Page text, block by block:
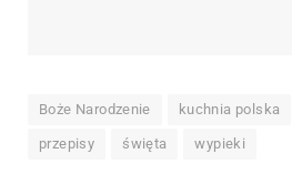
Boże Narodzenie kuchnia polska
przepisy święta wypieki